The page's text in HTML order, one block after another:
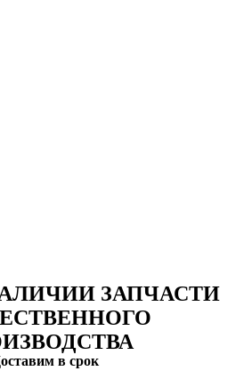
ЗАПЧАСТИ
в срок